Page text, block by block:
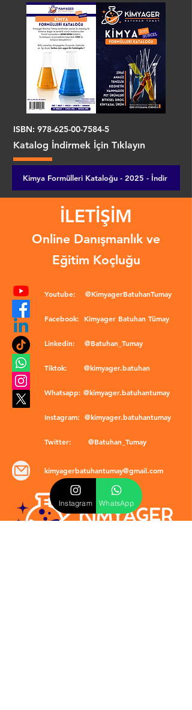
ISBN: 978-625-00-7584-5
Katalog İndirmek İçin Tıklayın
Kimya Formülleri Kataloğu - 2025 - İndir
İLETİŞİM
Online Danışmanlık ve
Eğitim Koçluğu
Youtube: @KimyagerBatuhanTumay
Facebook: Kimyager Batuhan Tümay
Linkedin: @Batuhan_Tumay
Tiktok: @kimyager.batuhan
Whatsapp: @kimyager.batuhantumay
Instagram: @kimyager.batuhantumay
Twitter: @Batuhan_Tumay
kimyagerbatuhantumay@gmail.com
Instagram WhatsApp